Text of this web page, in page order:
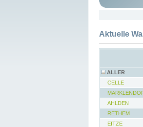
Aktuelle
ALLER
CELLE
AHLDEN
RETHEM
EITZE